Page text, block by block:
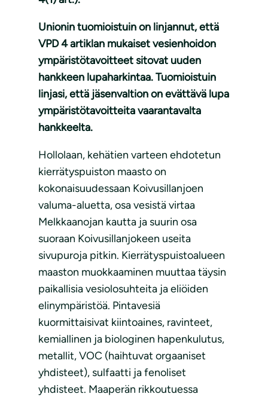
Unionin tuomioistuin on linjannut, että
VPD 4 artiklan mukaiset vesienhoidon
ympäristötavoitteet sitovat uuden
hankkeen lupaharkintaa. Tuomioistuin
linjasi, että jäsenvaltion on evättävä lupa
ympäristötavoitteita vaarantavalta
hankkeelta.
Hollolaan, kehätien varteen ehdotetun
kierrätyspuiston maasto on
kokonaisuudessaan Koivusillanjoen
valuma-aluetta, osa vesistä virtaa
Melkkaanojan kautta ja suurin osa
suoraan Koivusillanjokeen useita
sivupuroja pitkin. Kierrätyspuistoalueen
maaston muokkaaminen muuttaa täysin
paikallisia vesiolosuhteita ja eliöiden
elinympäristöä. Pintavesiä
kuormittaisivat kiintoaines, ravinteet,
kemiallinen ja biologinen hapenkulutus,
metallit, VOC (haihtuvat orgaaniset
yhdisteet), sulfaatti ja fenoliset
yhdisteet. Maaperän rikkoutuessa